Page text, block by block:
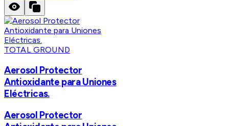
TOTAL GROUND
Aerosol Protector
Antioxidante para Uniones
Eléctricas.
Aerosol Protector